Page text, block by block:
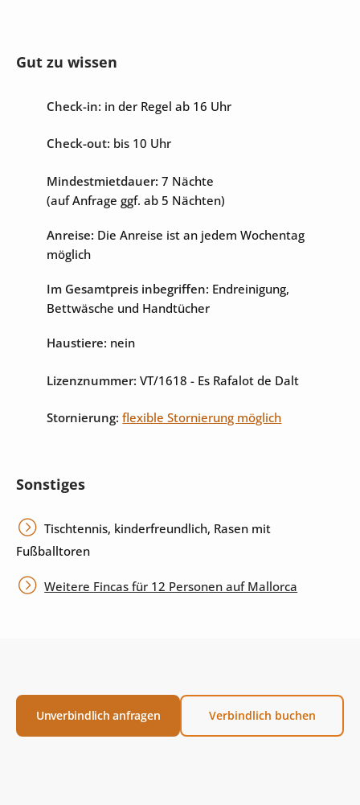
Unterhaltung
Internet Sat-TV
Gut zu wissen
Check-in: in der Regel ab 16 Uhr
Check-out: bis 10 Uhr
Mindestmietdauer: 7 Nächte
(auf Anfrage ggf. ab 5 Nächten)
Anreise: Die Anreise ist an jedem Wochentag
möglich
Im Gesamtpreis inbegriffen: Endreinigung,
Bettwäsche und Handtücher
Haustiere: nein
Lizenznummer: VT/1618 - Es Rafalot de Dalt
Stornierung: flexible Stornierung möglich
Sonstiges
Tischtennis, kinderfreundlich, Rasen mit
Fußballtoren
Weitere Fincas für 12 Personen auf Mallorca
Unverbindlich anfragen Verbindlich buchen